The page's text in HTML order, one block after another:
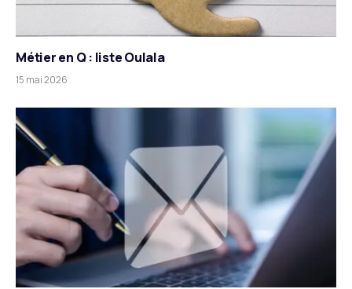
Métier en Q : liste Oulala
15 mai 2026